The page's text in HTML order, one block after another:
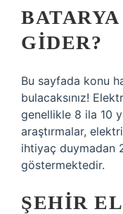
GIDER?
Bu sayfada konu
bulacaksınız!
genellikle 8 ila 10
araştırmalar,
ihtiyaç duymadan
göstermektedir.
ŞEHIR